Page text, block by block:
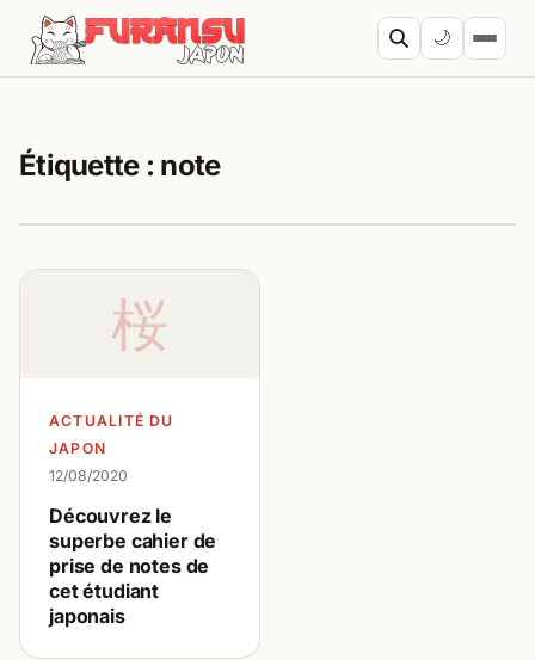
Aller au contenu
🌙
Étiquette : note
桜
ACTUALITÉ DU
JAPON
12/08/2020
Découvrez le
superbe cahier de
prise de notes de
cet étudiant
japonais